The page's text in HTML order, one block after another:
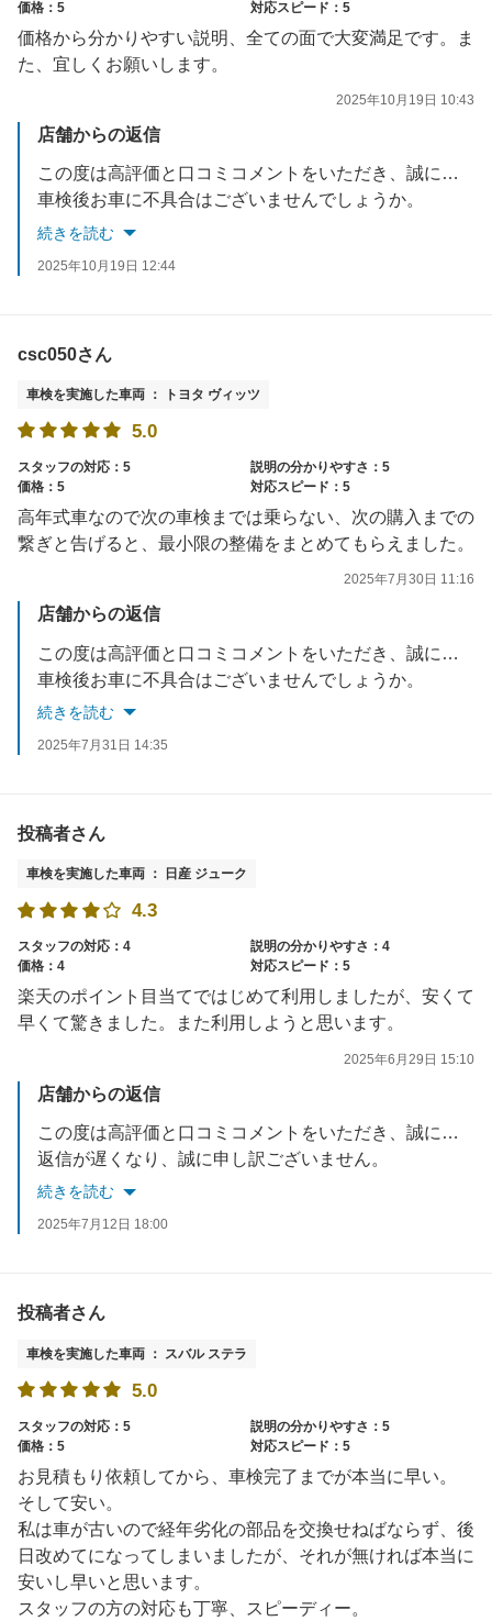
価格：5
対応スピード：5
価格から分かりやすい説明、全ての面で大変満足です。ま
た、宜しくお願いします。
2025年10月19日 10:43
店舗からの返信
この度は高評価と口コミコメントをいただき、誠にありがとうございます。
車検後お車に不具合はございませんでしょうか。
何かご不明な点やお気づきの点等がございましたら、お気軽にお問合せください。
続きを読む
2025年10月19日 12:44
csc050さん
車検を実施した車両 ： トヨタ ヴィッツ
5.0
スタッフの対応：5
説明の分かりやすさ：5
価格：5
対応スピード：5
高年式車なので次の車検までは乗らない、次の購入までの
繋ぎと告げると、最小限の整備をまとめてもらえました。
2025年7月30日 11:16
店舗からの返信
この度は高評価と口コミコメントをいただき、誠にありがとうございます。
車検後お車に不具合はございませんでしょうか。
何かご不明な点やお気づきの点等がございましたら、お気軽にお問合せください。
続きを読む
2025年7月31日 14:35
投稿者さん
車検を実施した車両 ： 日産 ジューク
4.3
スタッフの対応：4
説明の分かりやすさ：4
価格：4
対応スピード：5
楽天のポイント目当てではじめて利用しましたが、安くて
早くて驚きました。また利用しようと思います。
2025年6月29日 15:10
店舗からの返信
この度は高評価と口コミコメントをいただき、誠にありがとうございます。
返信が遅くなり、誠に申し訳ございません。
車検後お車に不具合はございませんでしょうか。
続きを読む
2025年7月12日 18:00
投稿者さん
車検を実施した車両 ： スバル ステラ
5.0
スタッフの対応：5
説明の分かりやすさ：5
価格：5
対応スピード：5
お見積もり依頼してから、車検完了までが本当に早い。
そして安い。
私は車が古いので経年劣化の部品を交換せねばならず、後
日改めてになってしまいましたが、それが無ければ本当に
安いし早いと思います。
スタッフの方の対応も丁寧、スピーディー。